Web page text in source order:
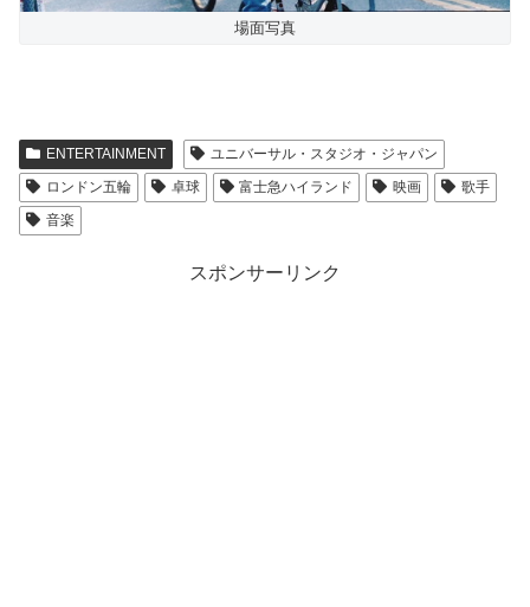
場面写真
ENTERTAINMENT
ユニバーサル・スタジオ・ジャパン
ロンドン五輪
卓球 富士急ハイランド 映画
歌手
音楽
スポンサーリンク